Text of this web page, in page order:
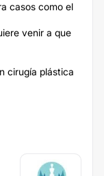
casos como el
venir a que
cirugía plástica